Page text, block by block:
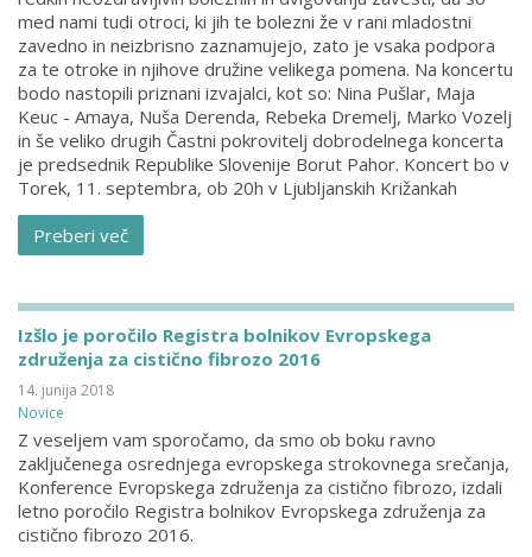
med nami tudi otroci, ki jih te bolezni že v rani mladostni
zavedno in neizbrisno zaznamujejo, zato je vsaka podpora
za te otroke in njihove družine velikega pomena. Na koncertu
bodo nastopili priznani izvajalci, kot so: Nina Pušlar, Maja
Keuc - Amaya, Nuša Derenda, Rebeka Dremelj, Marko Vozelj
in še veliko drugih Častni pokrovitelj dobrodelnega koncerta
je predsednik Republike Slovenije Borut Pahor. Koncert bo v
Torek, 11. septembra, ob 20h v Ljubljanskih Križankah
Preberi več
Izšlo je poročilo Registra bolnikov Evropskega
združenja za cistično fibrozo 2016
14. junija 2018
Novice
Z veseljem vam sporočamo, da smo ob boku ravno
zaključenega osrednjega evropskega strokovnega srečanja,
Konference Evropskega združenja za cistično fibrozo, izdali
letno poročilo Registra bolnikov Evropskega združenja za
cistično fibrozo 2016.